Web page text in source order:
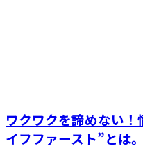
ワクワクを諦めない
イフファースト”とは。